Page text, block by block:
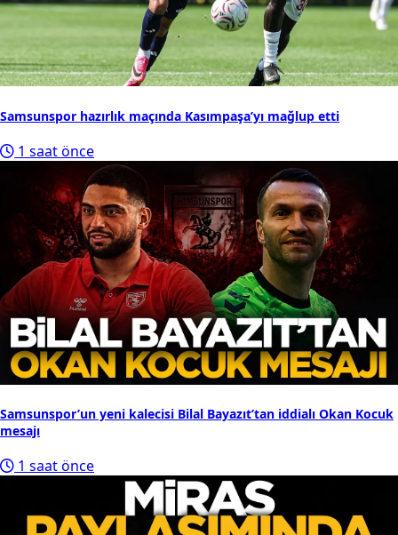
Samsunspor hazırlık maçında Kasımpaşa’yı mağlup etti
1 saat önce
Samsunspor’un yeni kalecisi Bilal Bayazıt’tan iddialı Okan Kocuk
mesajı
1 saat önce